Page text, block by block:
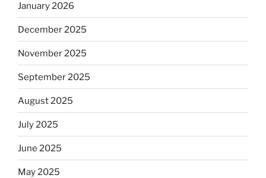
January 2026
December 2025
November 2025
September 2025
August 2025
July 2025
June 2025
May 2025